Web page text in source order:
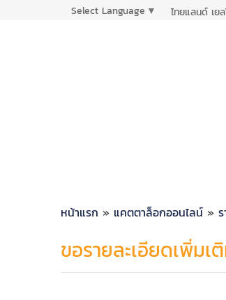
Select Language ▼ ไทยแลนด์ เย
หน้าแรก » แคตตาล็อกออนไลน์ »
ขอรายละเอียดเพิ่มเ